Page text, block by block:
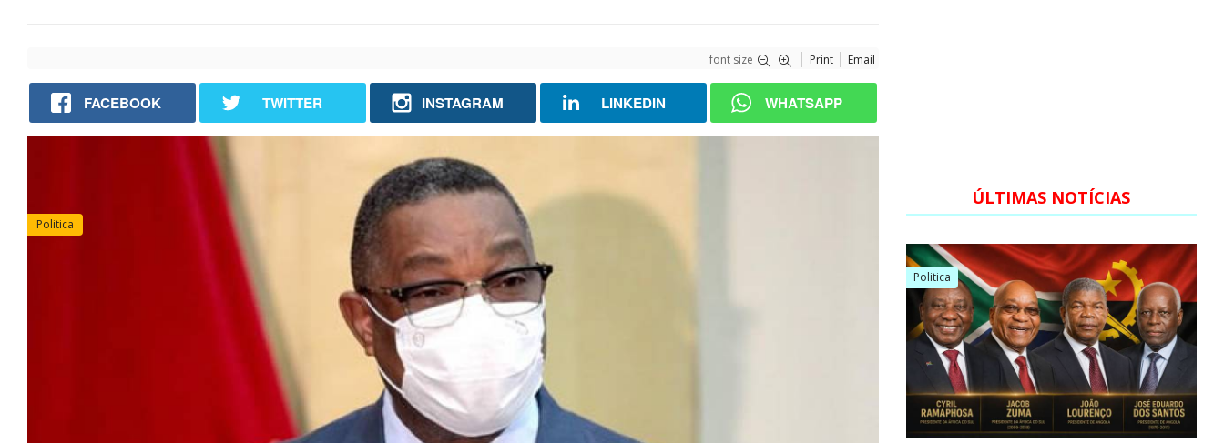
font size Print Email
FACEBOOK TWITTER INSTAGRAM LINKEDIN WHATSAPP
Politica
ÚLTIMAS NOTÍCIAS
Politica